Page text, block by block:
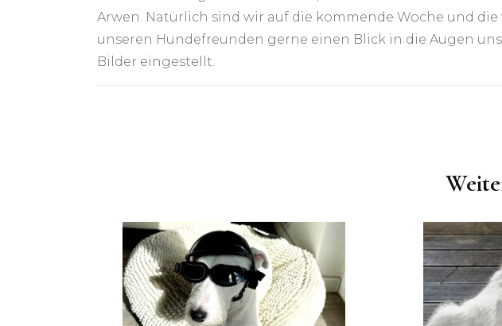
Arwen. Natürlich sind wir auf die kommende Woche und
unseren Hundefreunden gerne einen Blick in die Augen
Bilder eingestellt.